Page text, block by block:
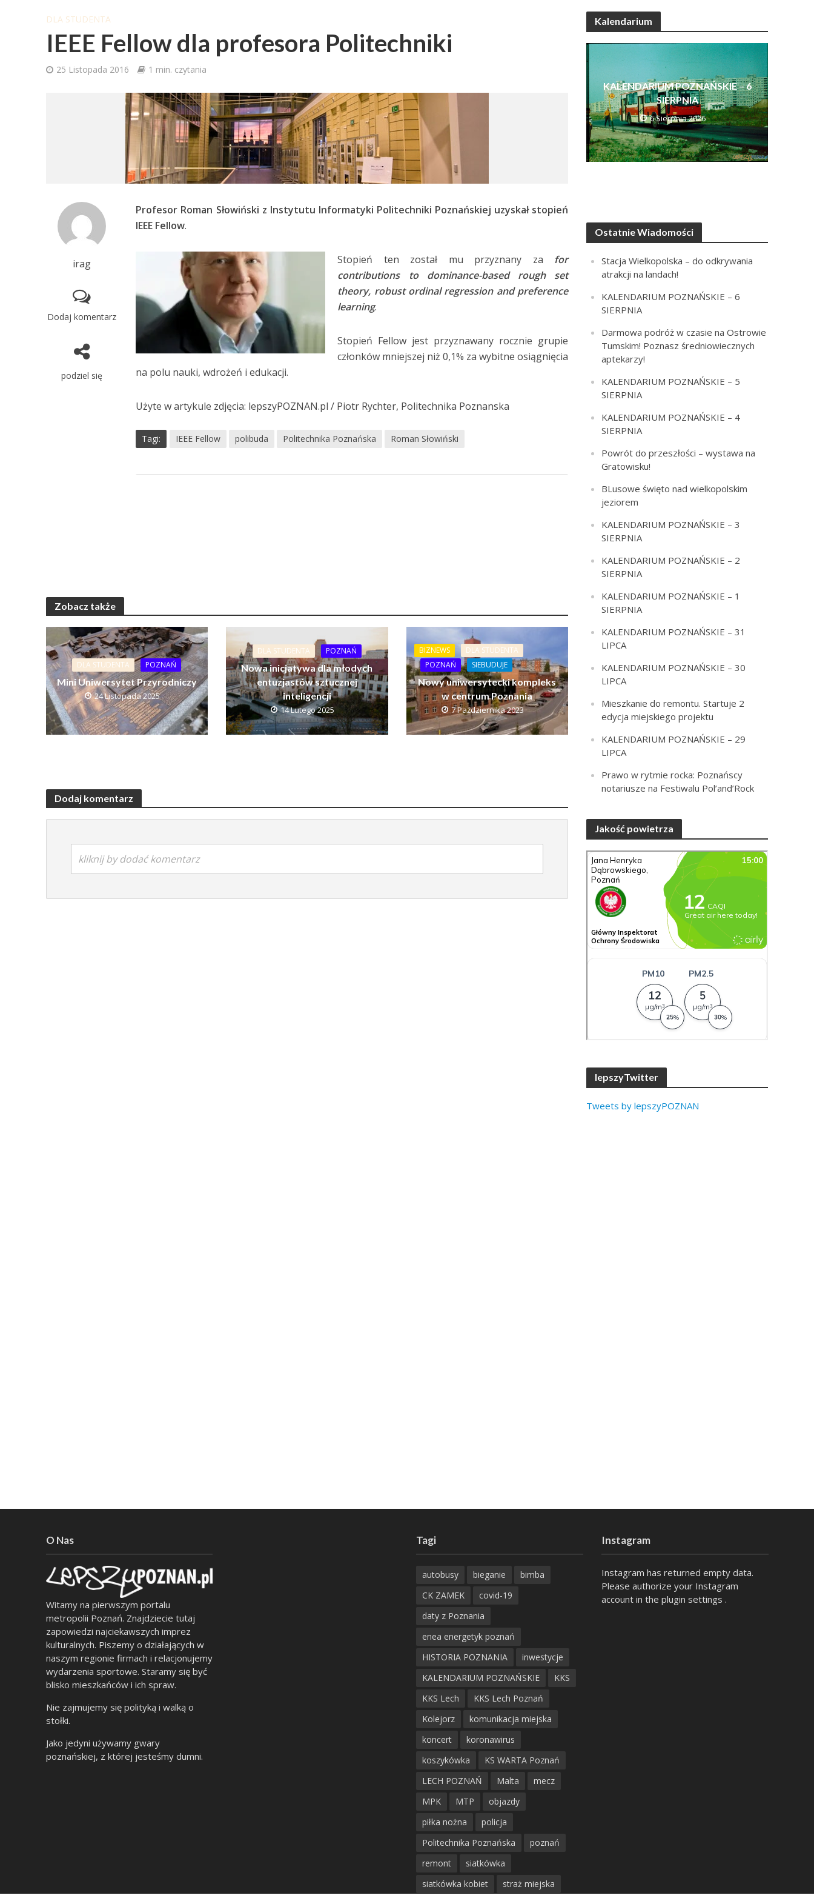
DLA STUDENTA
IEEE Fellow dla profesora Politechniki
25 Listopada 2016 1 min. czytania
irag
Dodaj komentarz
podziel się
Profesor Roman Słowiński z Instytutu Informatyki Politechniki Poznańskiej uzyskał stopień
IEEE Fellow.
Stopień ten został mu przyznany za for
contributions to dominance-based rough set
theory, robust ordinal regression and preference
learning.
Stopień Fellow jest przyznawany rocznie grupie
członków mniejszej niż 0,1% za wybitne osiągnięcia
na polu nauki, wdrożeń i edukacji.
Użyte w artykule zdjęcia: lepszyPOZNAN.pl / Piotr Rychter, Politechnika Poznanska
Tagi: IEEE Fellow polibuda Politechnika Poznańska Roman Słowiński
Zobacz także
DLA STUDENTA POZNAŃ
Mini Uniwersytet Przyrodniczy
24 Listopada 2025
DLA STUDENTA POZNAŃ
Nowa inicjatywa dla młodych
entuzjastów sztucznej
inteligencji
14 Lutego 2025
BIZNEWS
DLA STUDENTA
POZNAŃ
SIEBUDUJE
Nowy uniwersytecki kompleks
w centrum Poznania
7 Października 2023
Dodaj komentarz
kliknij by dodać komentarz
Kalendarium
KALENDARIUM POZNAŃSKIE – 6
SIERPNIA
6 Sierpnia 2026
Ostatnie Wiadomości
Stacja Wielkopolska – do odkrywania
atrakcji na landach!
KALENDARIUM POZNAŃSKIE – 6
SIERPNIA
Darmowa podróż w czasie na Ostrowie
Tumskim! Poznasz średniowiecznych
aptekarzy!
KALENDARIUM POZNAŃSKIE – 5
SIERPNIA
KALENDARIUM POZNAŃSKIE – 4
SIERPNIA
Powrót do przeszłości – wystawa na
Gratowisku!
BLusowe święto nad wielkopolskim
jeziorem
KALENDARIUM POZNAŃSKIE – 3
SIERPNIA
KALENDARIUM POZNAŃSKIE – 2
SIERPNIA
KALENDARIUM POZNAŃSKIE – 1
SIERPNIA
KALENDARIUM POZNAŃSKIE – 31
LIPCA
KALENDARIUM POZNAŃSKIE – 30
LIPCA
Mieszkanie do remontu. Startuje 2
edycja miejskiego projektu
KALENDARIUM POZNAŃSKIE – 29
LIPCA
Prawo w rytmie rocka: Poznańscy
notariusze na Festiwalu Pol’and’Rock
Jakość powietrza
lepszyTwitter
Tweets by lepszyPOZNAN
O Nas
Witamy na pierwszym portalu
metropolii Poznań. Znajdziecie tutaj
zapowiedzi najciekawszych imprez
kulturalnych. Piszemy o działających w
naszym regionie firmach i relacjonujemy
wydarzenia sportowe. Staramy się być
blisko mieszkańców i ich spraw.
Nie zajmujemy się polityką i walką o
stołki.
Jako jedyni używamy gwary
poznańskiej, z której jesteśmy dumni.
Tagi
autobusy bieganie
bimba
CK ZAMEK
covid-19
daty z Poznania
enea energetyk poznań
HISTORIA POZNANIA
inwestycje
KALENDARIUM POZNAŃSKIE
KKS
KKS Lech
KKS Lech Poznań
Kolejorz
komunikacja miejska
koncert
koronawirus
koszykówka
KS WARTA Poznań
LECH POZNAŃ
Malta
mecz
MPK
MTP
objazdy
piłka nożna
policja
Politechnika Poznańska
poznań
remont
siatkówka
siatkówka kobiet
straż miejska
Instagram
Instagram has returned empty data.
Please authorize your Instagram
account in the plugin settings .